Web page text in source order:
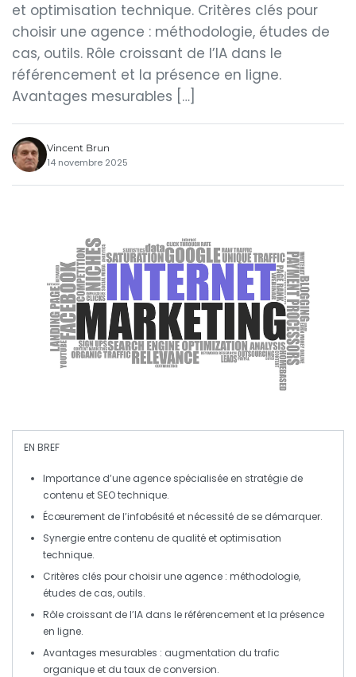
et optimisation technique. Critères clés pour
choisir une agence : méthodologie, études de
cas, outils. Rôle croissant de l’IA dans le
référencement et la présence en ligne.
Avantages mesurables […]
Vincent Brun
14 novembre 2025
EN BREF
Importance d’une agence spécialisée en stratégie de
contenu et SEO technique.
Écœurement de l’infobésité et nécessité de se démarquer.
Synergie entre contenu de qualité et optimisation
technique.
Critères clés pour choisir une agence : méthodologie,
études de cas, outils.
Rôle croissant de l’IA dans le référencement et la présence
en ligne.
Avantages mesurables : augmentation du trafic
organique et du taux de conversion.